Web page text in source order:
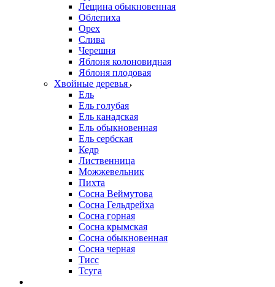
Лещина обыкновенная
Облепиха
Орех
Слива
Черешня
Яблоня колоновидная
Яблоня плодовая
Хвойные деревья
Ель
Ель голубая
Ель канадская
Ель обыкновенная
Ель сербская
Кедр
Лиственница
Можжевельник
Пихта
Сосна Веймутова
Сосна Гельдрейха
Сосна горная
Сосна крымская
Сосна обыкновенная
Сосна черная
Тисс
Тсуга